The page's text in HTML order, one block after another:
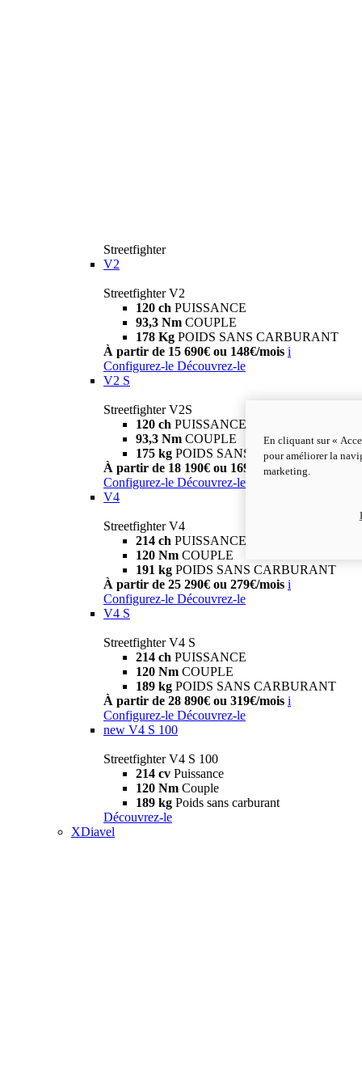
Streetfighter
V2
Streetfighter V2
120 ch PUISSANCE
93,3 Nm COUPLE
178 Kg POIDS SANS CARBURANT
À partir de 15 690€ ou 148€/mois i
Configurez-le Découvrez-le
V2 S
Streetfighter V2S
120 ch PUISSANCE
93,3 Nm COUPLE
175 kg POIDS SANS CARBURANT
À partir de 18 190€ ou 169€/mois i
Configurez-le Découvrez-le
V4
Streetfighter V4
214 ch PUISSANCE
120 Nm COUPLE
191 kg POIDS SANS CARBURANT
À partir de 25 290€ ou 279€/mois i
Configurez-le Découvrez-le
V4 S
Streetfighter V4 S
214 ch PUISSANCE
120 Nm COUPLE
189 kg POIDS SANS CARBURANT
À partir de 28 890€ ou 319€/mois i
Configurez-le Découvrez-le
new V4 S 100
Streetfighter V4 S 100
214 cv Puissance
120 Nm Couple
189 kg Poids sans carburant
Découvrez-le
XDiavel
En cliquant sur «
pour améliorer la
marketing.